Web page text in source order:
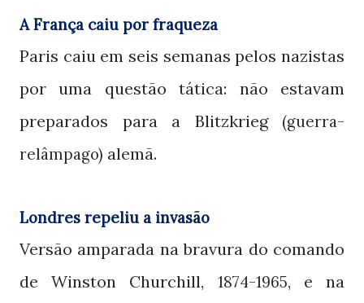
A França caiu por fraqueza
Paris caiu em seis semanas pelos nazistas
por uma questão tática: não estavam
preparados para a Blitzkrieg (guerra-
relâmpago) alemã.
Londres repeliu a invasão
Versão amparada na bravura do comando
de Winston Churchill, 1874-1965, e na